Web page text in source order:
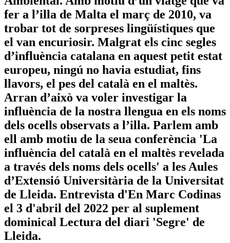
fer a l’illa de Malta el març de 2010, va
trobar tot de sorpreses lingüístiques que
el van encuriosir. Malgrat els cinc segles
d’influència catalana en aquest petit estat
europeu, ningú no havia estudiat, fins
llavors, el pes del català en el maltès.
Arran d’això va voler investigar la
influència de la nostra llengua en els noms
dels ocells observats a l’illa. Parlem amb
ell amb motiu de la seua conferència 'La
influència del català en el maltès revelada
a través dels noms dels ocells' a les Aules
d’Extensió Universitària de la Universitat
de Lleida. Entrevista d'En Marc Codinas
el 3 d'abril del 2022 per al suplement
dominical Lectura del diari 'Segre' de
Lleida.